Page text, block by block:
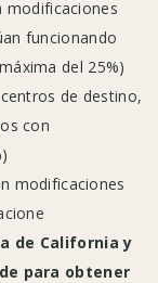
modificaciones
funcionando
del 25%)
de destino,
con
modificaciones
de California y
para obtener